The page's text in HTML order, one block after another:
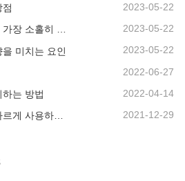
짧으며 생산 구성이 쉽고 열 민감도가
은 용접 베드 기술을 채택합니다. , 절단
료는 더 넓은 범위, 더 빠른 속도, 더 나
2023-05-22
파이버 레이저 절단기의 가장 소홀히 한 세부 사항 2023-05-22
미치는 요인 2023-05-22
2022-06-27
는 방법 2022-04-14
레이저 커팅 머신을 올바르게 사용하는 방법? 2021-12-29